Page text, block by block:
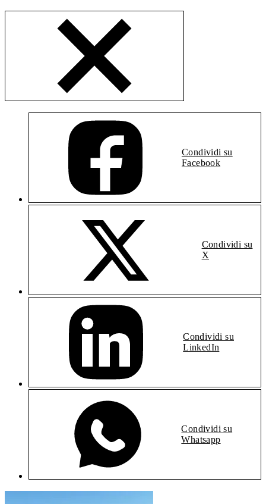
Condividi su
Facebook
Condividi su
X
Condividi su
LinkedIn
Condividi su
Whatsapp